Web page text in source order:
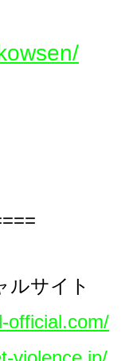
サイト
official.com/